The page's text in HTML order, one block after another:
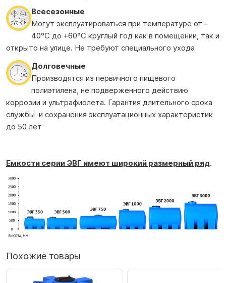
Всесезонные
Могут эксплуатироваться при температуре от –
40°С до +60°С круглый год как в помещении, так и
открыто на улице. Не требуют специального ухода
Долговечные
Производятся из первичного пищевого
полиэтилена, не подверженного действию
коррозии и ультрафиолета. Гарантия длительного срока
службы и сохранения эксплуатационных характеристик
до 50 лет
Емкости серии ЭВГ имеют широкий размерный ряд.
Похожие товары